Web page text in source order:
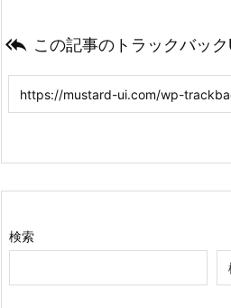
 この記事のトラックバッ
検索